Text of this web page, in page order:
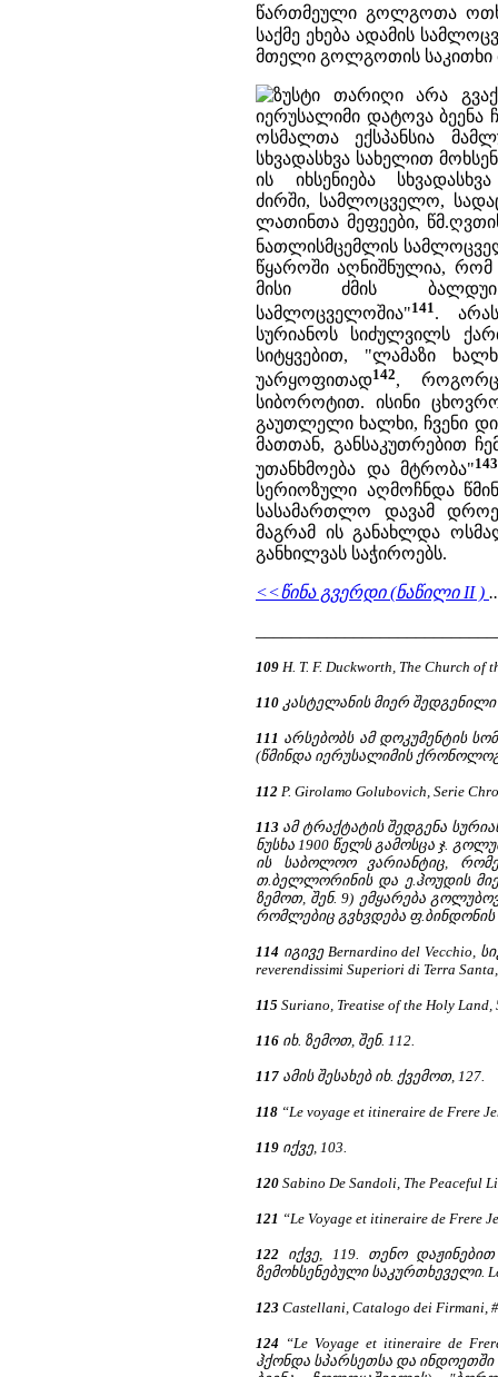
წართმეული გოლგოთა
საქმე ეხება ადამის
მთელი გოლგოთის საკითხი
ზუსტი თარიღი არა
იერუსალიმი დატოვა
ოსმალთა ექსპანსია
სხვადასხვა სახელით
ის იხსენიება
ძირში, სამლოცველო,
ლათინთა მეფეები,
ნათლისმცემლის
წყაროში აღნიშნულია,
მისი ძმის
სამლოცველოშია"141 .
სურიანოს სიძულვილს
სიტყვებით, "ლამაზი
უარყოფითად142, როგორც
სიბოროტით. ისინი
გაუთლელი ხალხი, ჩვენი
მათთან, განსაკუთრებით
უთანხმოება და მტრობა"143
სერიოზული აღმოჩნდა
სასამართლო დავამ
მაგრამ ის განახლდა
განხილვას საჭიროებს.
<<წინა გვერდი (ნაწილი II )
109 H. T. F. Duckworth, The Church of
110 კასტელანის მიერ
111 არსებობს ამ დოკუმენტის
(წმინდა იერუსალიმის
112 P. Girolamo Golubovich, Serie
113 ამ ტრაქტატის შედგენა
ნუსხა 1900 წელს გამოსცა ჯ.
ის საბოლოო ვარიანტიც,
თ.ბელლორინის და ე.ჰოუდის
ზემოთ, შენ. 9) ემყარება
რომლებიც გვხვდება ფ.ბინდონის
114 იგივე Bernardino del Vecchio,
reverendissimi Superiori di Terra
115 Suriano, Treatise of the Holy Land,
116 იხ. ზემოთ, შენ. 112.
117 ამის შესახებ იხ. ქვემოთ, 127.
118 “Le voyage et itineraire de Frere
119 იქვე, 103.
120 Sabino De Sandoli, The Peaceful
121 “Le Voyage et itineraire de Frere
122 იქვე, 119. თენო
ზემოხსენებული საკურთხეველი.
123 Castellani, Catalogo dei Firmani,
124 “Le Voyage et itineraire de
ჰქონდა სპარსეთსა და ინდოეთში